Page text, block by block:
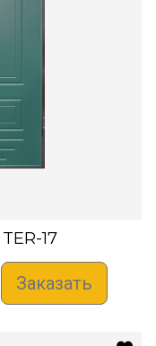
TER-17
Заказать